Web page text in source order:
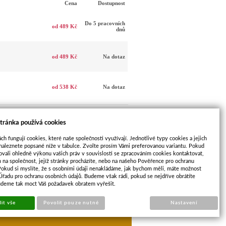
Cena Dostupnost
od 489 Kč
Do 5 pracovních
dnů
od 489 Kč Na dotaz
od 538 Kč Na dotaz
barvy
DALŠÍ
PRODUKT
Sun-shop
používá cookies
fungují cookies, které naše společnosti využívají. Jednotlivé typy cookies a jejich
popsané níže v tabulce. Zvolte prosím Vámi preferovanou variantu. Pokud
ohledně výkonu vašich práv v souvislosti se zpracováním cookies kontaktovat,
na společnost, jejíž stránky procházíte, nebo na našeho Pověřence pro ochranu
si myslíte, že s osobními údaji nenakládáme, jak bychom měli, máte možnost
pro ochranu osobních údajů. Budeme však rádi, pokud se nejdříve obrátíte
tak moct Váš požadavek obratem vyřešit.
vše Povolit pouze nutné Nastavení